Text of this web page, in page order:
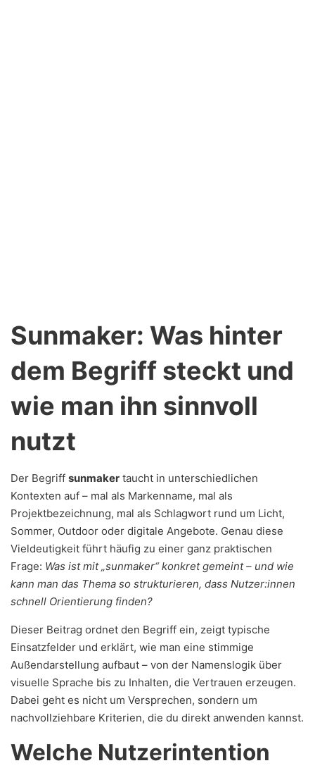
Sunmaker: Was hinter
dem Begriff steckt und
wie man ihn sinnvoll
nutzt
Der Begriff sunmaker taucht in unterschiedlichen
Kontexten auf – mal als Markenname, mal als
Projektbezeichnung, mal als Schlagwort rund um Licht,
Sommer, Outdoor oder digitale Angebote. Genau diese
Vieldeutigkeit führt häufig zu einer ganz praktischen
Frage: Was ist mit „sunmaker“ konkret gemeint – und wie
kann man das Thema so strukturieren, dass Nutzer:innen
schnell Orientierung finden?
Dieser Beitrag ordnet den Begriff ein, zeigt typische
Einsatzfelder und erklärt, wie man eine stimmige
Außendarstellung aufbaut – von der Namenslogik über
visuelle Sprache bis zu Inhalten, die Vertrauen erzeugen.
Dabei geht es nicht um Versprechen, sondern um
nachvollziehbare Kriterien, die du direkt anwenden kannst.
Welche Nutzerintention